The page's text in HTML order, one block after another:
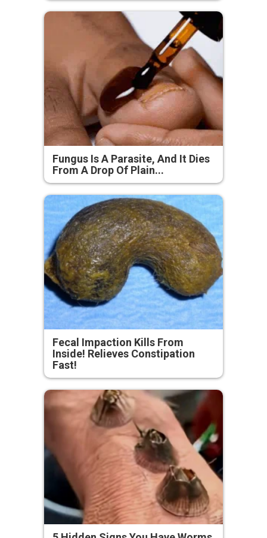
Fungus Is A Parasite, And It Dies
From A Drop Of Plain...
Fecal Impaction Kills From
Inside! Relieves Constipation
Fast!